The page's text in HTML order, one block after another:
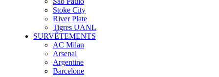
Stoke City
River Plate
Tigres UANL
SURVÊTEMENTS
AC Milan
Arsenal
Argentine
Barcelone